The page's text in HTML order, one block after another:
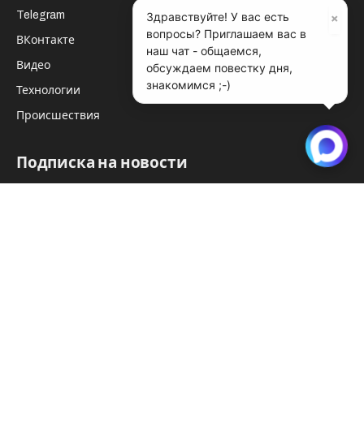
Telegram
ВКонтакте
Видео
Технологии
Происшествия
Подписка на новости
×
Здравствуйте! У вас есть
вопросы? Приглашаем вас в
наш чат - общаемся,
обсуждаем повестку дня,
знакомимся ;-)